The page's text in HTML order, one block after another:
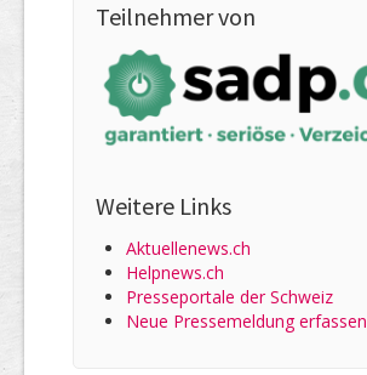
Teilnehmer von
Weitere Links
Aktuellenews.ch
Helpnews.ch
Presseportale der Schweiz
Neue Pressemeldung erfassen